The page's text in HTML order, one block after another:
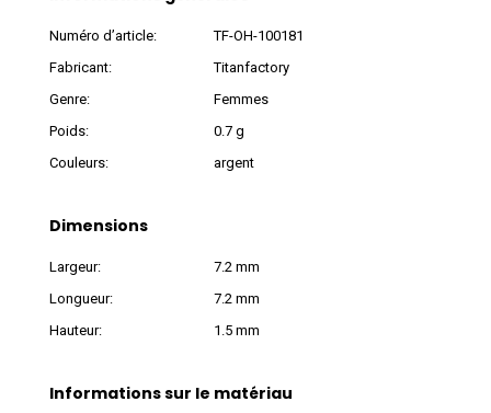
Numéro d’article:
TF-OH-100181
Fabricant:
Titanfactory
Genre:
Femmes
Poids:
0.7 g
Couleurs:
argent
Dimensions
Largeur:
7.2 mm
Longueur:
7.2 mm
Hauteur:
1.5 mm
Informations sur le matériau